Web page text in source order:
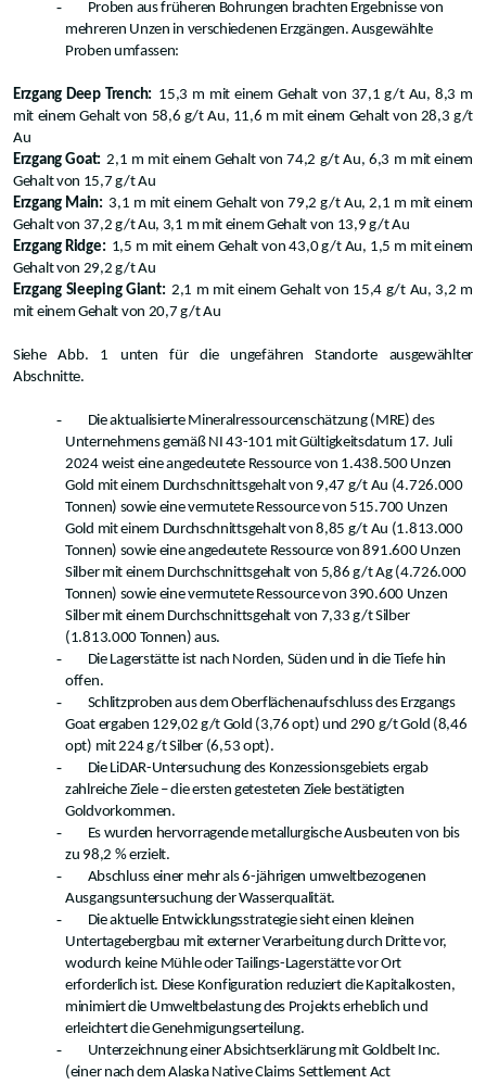
-
Proben aus früheren Bohrungen brachten Ergebnisse von
mehreren Unzen in verschiedenen Erzgängen. Ausgewählte
Proben umfassen:
Erzgang Deep Trench: 15,3 m mit einem Gehalt von 37,1 g/t Au, 8,3 m
mit einem Gehalt von 58,6 g/t Au, 11,6 m mit einem Gehalt von 28,3 g/t
Au
Erzgang Goat: 2,1 m mit einem Gehalt von 74,2 g/t Au, 6,3 m mit einem
Gehalt von 15,7 g/t Au
Erzgang Main: 3,1 m mit einem Gehalt von 79,2 g/t Au, 2,1 m mit einem
Gehalt von 37,2 g/t Au, 3,1 m mit einem Gehalt von 13,9 g/t Au
Erzgang Ridge: 1,5 m mit einem Gehalt von 43,0 g/t Au, 1,5 m mit einem
Gehalt von 29,2 g/t Au
Erzgang Sleeping Giant: 2,1 m mit einem Gehalt von 15,4 g/t Au, 3,2 m
mit einem Gehalt von 20,7 g/t Au
Siehe Abb. 1 unten für die ungefähren Standorte ausgewählter
Abschnitte.
-
Die aktualisierte Mineralressourcenschätzung (MRE) des
Unternehmens gemäß NI 43-101 mit Gültigkeitsdatum 17. Juli
2024 weist eine angedeutete Ressource von 1.438.500 Unzen
Gold mit einem Durchschnittsgehalt von 9,47 g/t Au (4.726.000
Tonnen) sowie eine vermutete Ressource von 515.700 Unzen
Gold mit einem Durchschnittsgehalt von 8,85 g/t Au (1.813.000
Tonnen) sowie eine angedeutete Ressource von 891.600 Unzen
Silber mit einem Durchschnittsgehalt von 5,86 g/t Ag (4.726.000
Tonnen) sowie eine vermutete Ressource von 390.600 Unzen
Silber mit einem Durchschnittsgehalt von 7,33 g/t Silber
(1.813.000 Tonnen) aus.
-
Die Lagerstätte ist nach Norden, Süden und in die Tiefe hin
offen.
-
Schlitzproben aus dem Oberflächenaufschluss des Erzgangs
Goat ergaben 129,02 g/t Gold (3,76 opt) und 290 g/t Gold (8,46
opt) mit 224 g/t Silber (6,53 opt).
-
Die LiDAR-Untersuchung des Konzessionsgebiets ergab
zahlreiche Ziele – die ersten getesteten Ziele bestätigten
Goldvorkommen.
-
Es wurden hervorragende metallurgische Ausbeuten von bis
zu 98,2 % erzielt.
-
Abschluss einer mehr als 6-jährigen umweltbezogenen
Ausgangsuntersuchung der Wasserqualität.
-
Die aktuelle Entwicklungsstrategie sieht einen kleinen
Untertagebergbau mit externer Verarbeitung durch Dritte vor,
wodurch keine Mühle oder Tailings-Lagerstätte vor Ort
erforderlich ist. Diese Konfiguration reduziert die Kapitalkosten,
minimiert die Umweltbelastung des Projekts erheblich und
erleichtert die Genehmigungserteilung.
-
Unterzeichnung einer Absichtserklärung mit Goldbelt Inc.
(einer nach dem Alaska Native Claims Settlement Act